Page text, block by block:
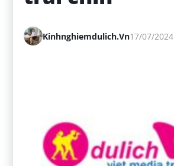
Kinhnghiemdulich.vn17/07/2024